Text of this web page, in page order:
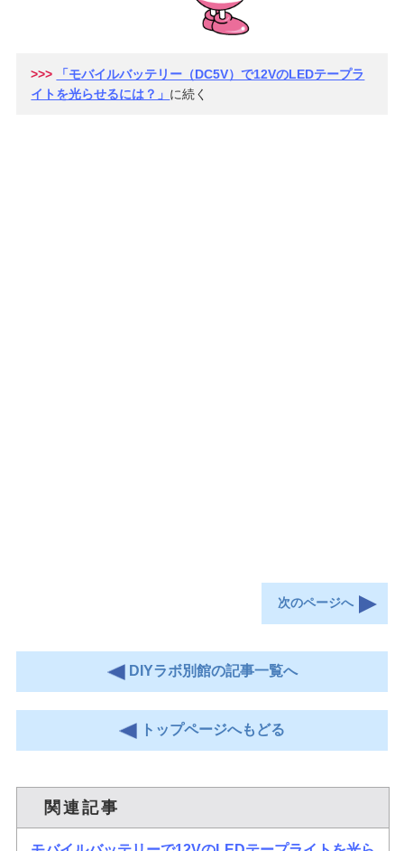
>>>
「モバイルバッテリー（DC5V）で12VのLEDテープラ
イトを光らせるには？」 に続く
次のページへ
DIYラボ別館の記事一覧へ
トップページへもどる
関連記事